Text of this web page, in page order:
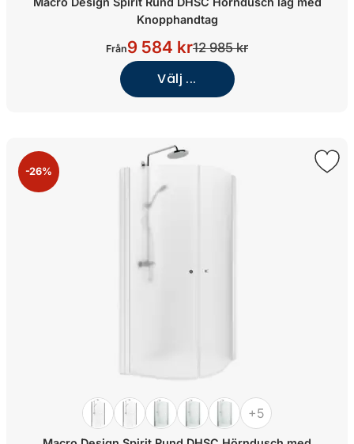
Knopphandtag
Från9 584 kr12 985 kr
Välj ...
-26%
+5